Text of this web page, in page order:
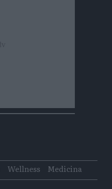
Wellness Medicina